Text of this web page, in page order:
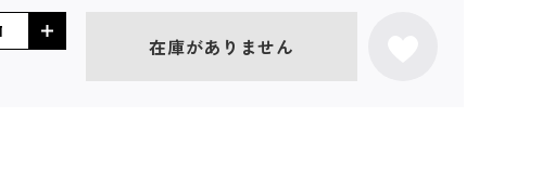
在庫がありません